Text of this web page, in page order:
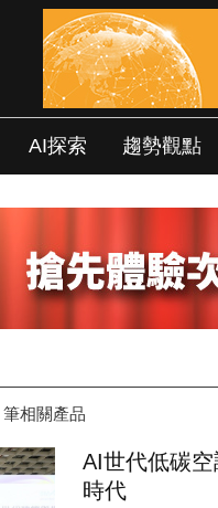
AI探索 趨勢觀點
筆相關產品
AI世代低碳
時代